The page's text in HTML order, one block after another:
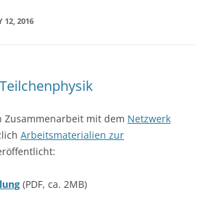
12, 2016
Zusammenarbeit mit dem Netzwerk
Arbeitsmaterialien zur
(PDF, ca. 2MB)